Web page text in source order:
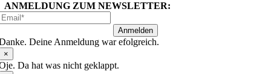
ANMELDUNG ZUM NEWSLETTER:
Anmelden
Deine Anmeldung war efolgreich.
×
Da hat was nicht geklappt.